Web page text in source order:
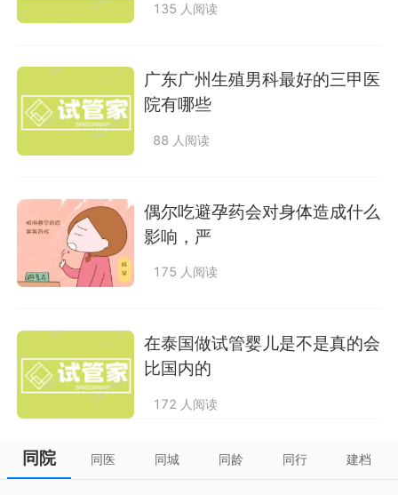
135 人阅读
广东广州生殖男科最好的三甲医
院有哪些
88 人阅读
偶尔吃避孕药会对身体造成什么
影响，严
175 人阅读
在泰国做试管婴儿是不是真的会
比国内的
172 人阅读
同院 同医 同城 同龄 同行 建档